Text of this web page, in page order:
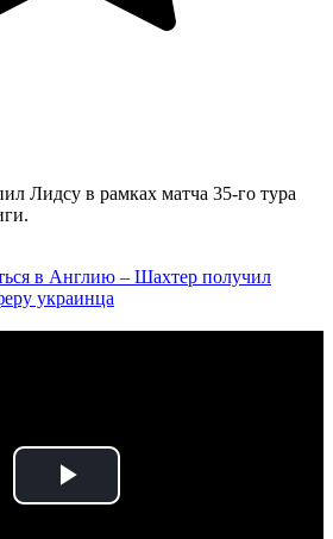
Лидсу в рамках матча 35-го тура
в Англию – Шахтер получил
украинца
Play